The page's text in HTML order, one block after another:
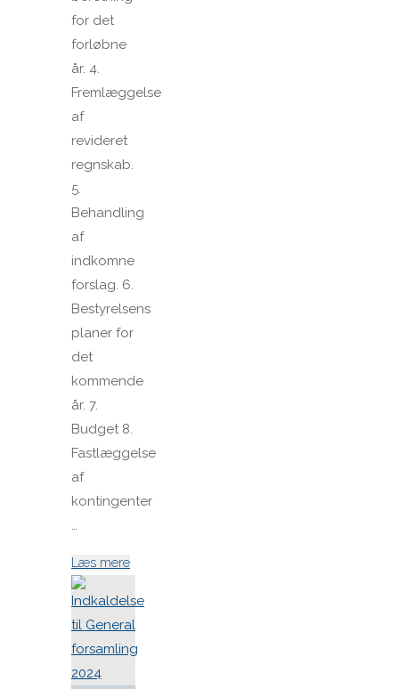
for det
forløbne
år. 4.
Fremlæggelse
af
revideret
regnskab.
5.
Behandling
af
indkomne
forslag. 6.
Bestyrelsens
planer for
det
kommende
år. 7.
Budget 8.
Fastlæggelse
af
kontingenter
…
Læs mere"Indkaldelse
General
forsamling
2025"